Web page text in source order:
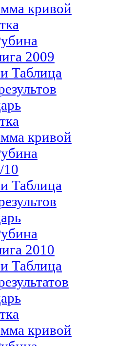
кривой
2009
Таблица
кривой
10
Таблица
2010
Таблица
кривой